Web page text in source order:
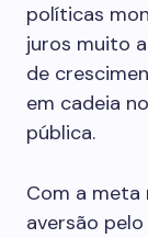
políticas
juros muito
de
em cadeia
pública.
Com a meta
aversão